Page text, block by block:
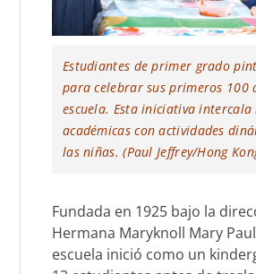
Estudiantes de primer grado
para celebrar sus primeros 100
escuela. Esta iniciativa intercala
académicas con actividades
las niñas. (Paul Jeffrey/Hong
Fundada en 1925 bajo la
Hermana Maryknoll Mary
escuela inició como un